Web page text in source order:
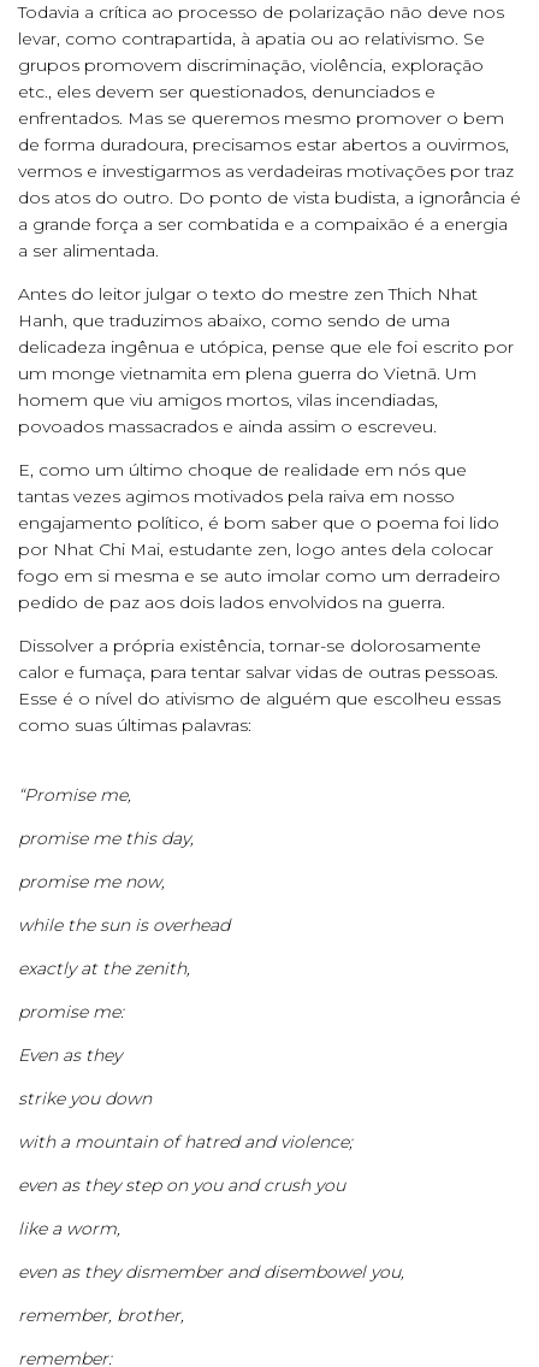
Todavia a crítica ao processo de polarização não deve nos
levar, como contrapartida, à apatia ou ao relativismo. Se
grupos promovem discriminação, violência, exploração
etc., eles devem ser questionados, denunciados e
enfrentados. Mas se queremos mesmo promover o bem
de forma duradoura, precisamos estar abertos a ouvirmos,
vermos e investigarmos as verdadeiras motivações por traz
dos atos do outro. Do ponto de vista budista, a ignorância é
a grande força a ser combatida e a compaixão é a energia
a ser alimentada.
Antes do leitor julgar o texto do mestre zen Thich Nhat
Hanh, que traduzimos abaixo, como sendo de uma
delicadeza ingênua e utópica, pense que ele foi escrito por
um monge vietnamita em plena guerra do Vietnã. Um
homem que viu amigos mortos, vilas incendiadas,
povoados massacrados e ainda assim o escreveu.
E, como um último choque de realidade em nós que
tantas vezes agimos motivados pela raiva em nosso
engajamento político, é bom saber que o poema foi lido
por Nhat Chi Mai, estudante zen, logo antes dela colocar
fogo em si mesma e se auto imolar como um derradeiro
pedido de paz aos dois lados envolvidos na guerra.
Dissolver a própria existência, tornar-se dolorosamente
calor e fumaça, para tentar salvar vidas de outras pessoas.
Esse é o nível do ativismo de alguém que escolheu essas
como suas últimas palavras:
“Promise me,
promise me this day,
promise me now,
while the sun is overhead
exactly at the zenith,
promise me:
Even as they
strike you down
with a mountain of hatred and violence;
even as they step on you and crush you
like a worm,
even as they dismember and disembowel you,
remember, brother,
remember: